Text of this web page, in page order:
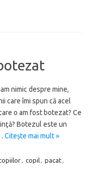
nimic despre mine,
care îmi spun că acel
o am fost botezat? Ce
Botezul este un
Citește mai mult »
copil pacat